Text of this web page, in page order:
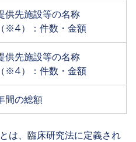
供先施設等の名称
（※4）：件数・金額
供先施設等の名称
（※4）：件数・金額
間の総額
は、臨床研究法に定義され